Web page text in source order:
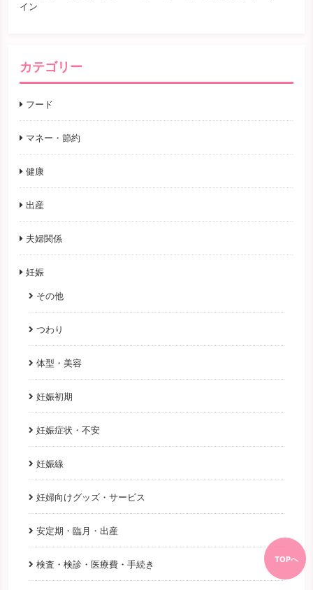
イン
カテゴリー
フード
マネー・節約
健康
出産
夫婦関係
妊娠
その他
つわり
体型・美容
妊娠初期
妊娠症状・不安
妊娠線
妊婦向けグッズ・サービス
安定期・臨月・出産
検査・検診・医療費・手続き TOPへ